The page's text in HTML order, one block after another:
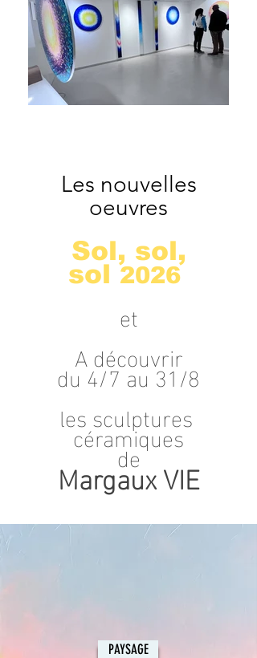
Les nouvelles
oeuvres
Sol, sol,
sol2026
et
A découvrir
du 4/7 au 31/8
les sculptures
céramiques
de
Margaux VIE
PAYSAGE